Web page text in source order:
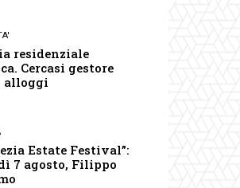
residenziale
Cercasi gestore
alloggi
Estate Festival”:
7 agosto, Filippo